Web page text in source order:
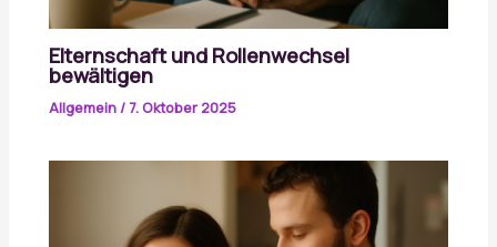
Elternschaft und Rollenwechsel
bewältigen
Allgemein / 7. Oktober 2025